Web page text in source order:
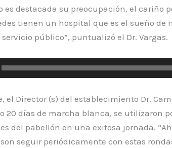
es destacada su preocupación, el cariño
tienen un hospital que es el sueño de
público”, puntualizó el Dr. Vargas.
el Director (s) del establecimiento Dr.
20 días de marcha blanca, se utilizaron
del pabellón en una exitosa jornada.
seguir periódicamente con estas